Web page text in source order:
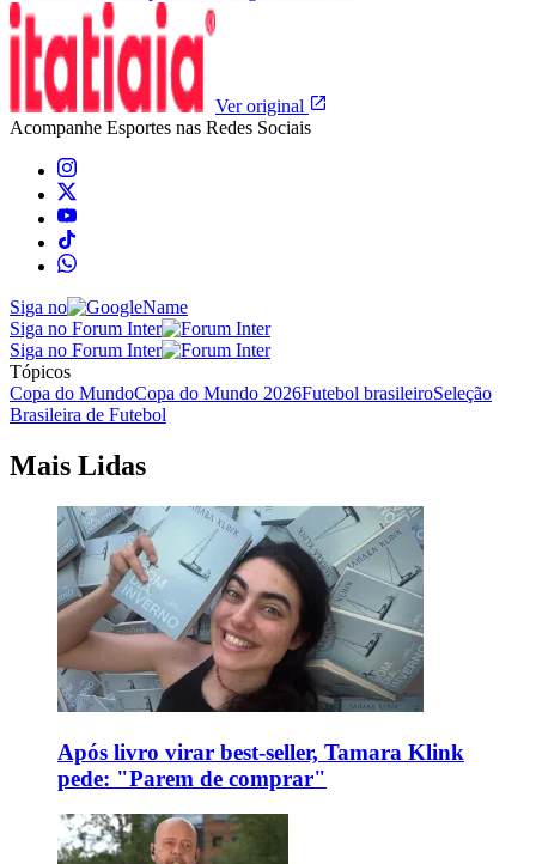
Ver original
Acompanhe Esportes nas Redes Sociais
Siga no
Siga no Forum Inter
Siga no Forum Inter
Tópicos
Copa do MundoCopa do Mundo 2026Futebol brasileiroSeleção
Brasileira de Futebol
Mais Lidas
Após livro virar best-seller, Tamara Klink
pede: "Parem de comprar"